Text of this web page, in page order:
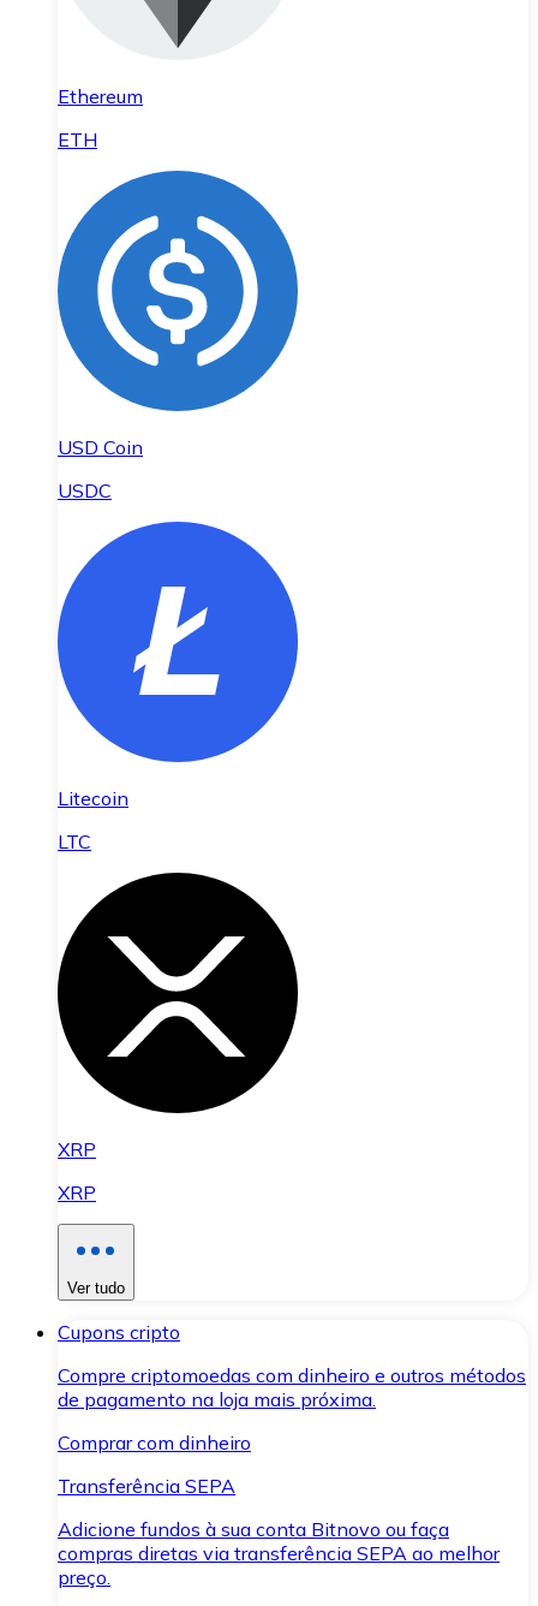
Ethereum
ETH
USD Coin
USDC
Litecoin
LTC
XRP
XRP
Ver tudo
Cupons cripto
Compre criptomoedas com dinheiro e outros métodos
de pagamento na loja mais próxima.
Comprar com dinheiro
Transferência SEPA
Adicione fundos à sua conta Bitnovo ou faça
compras diretas via transferência SEPA ao melhor
preço.